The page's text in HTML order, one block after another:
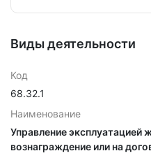
Виды деятельности
Код
68.32.1
Наименование
Управление эксплуатацией
вознаграждение или на